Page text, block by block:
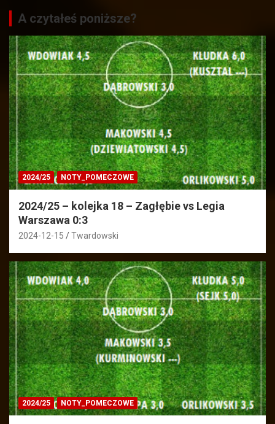
A czytałeś poniższe?
2024/25 NOTY_POMECZOWE
2024/25 – kolejka 18 – Zagłębie vs Legia
Warszawa 0:3
2024-12-15 Twardowski
2024/25 NOTY_POMECZOWE